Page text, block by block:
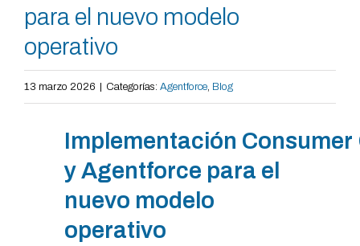
para el nuevo modelo
operativo
13 marzo 2026 Categorías: Agentforce, Blog
Implementación Consumer
y Agentforce para el
nuevo modelo
operativo